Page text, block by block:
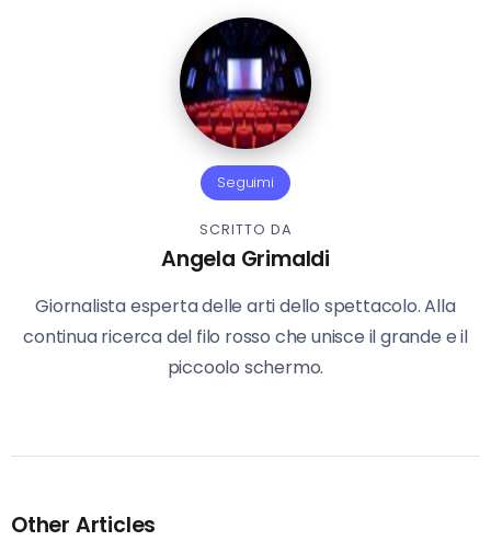
Seguimi
SCRITTO DA
Angela Grimaldi
Giornalista esperta delle arti dello spettacolo. Alla
continua ricerca del filo rosso che unisce il grande e il
piccoolo schermo.
Other Articles